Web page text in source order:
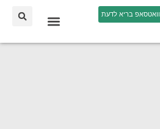
וואטסאפ בריא לדעת